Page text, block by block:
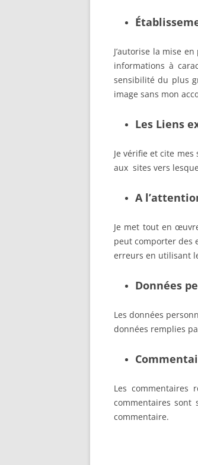
J’autorise la mise
informations à
sensibilité du plus
image sans mon
Les Liens
Je vérifie et cite
aux sites vers
A
Je met tout en
peut comporter des
erreurs en utilisant
Données
Les données
données remplies
Les commentaires
commentaires
commentaire.